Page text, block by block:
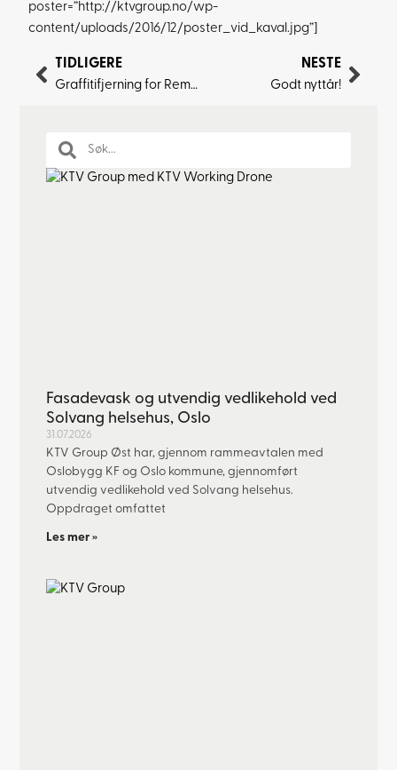
poster=”http://ktvgroup.no/wp-
content/uploads/2016/12/poster_vid_kaval.jpg”]
TIDLIGERE
Graffitifjerning for Rema 1000
NESTE
Godt nyttår!
Fasadevask og utvendig vedlikehold ved
Solvang helsehus, Oslo
31.07.2026
KTV Group Øst har, gjennom rammeavtalen med
Oslobygg KF og Oslo kommune, gjennomført
utvendig vedlikehold ved Solvang helsehus.
Oppdraget omfattet
Les mer »